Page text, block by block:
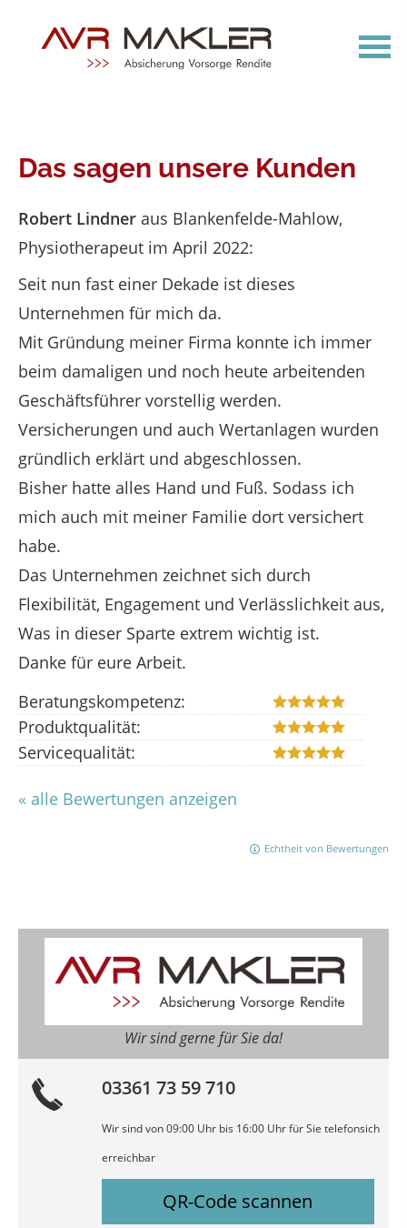
Das sagen unsere Kunden
Robert Lindner aus Blankenfelde-Mahlow,
Physiotherapeut im April 2022:
Seit nun fast einer Dekade ist dieses
Unternehmen für mich da.
Mit Gründung meiner Firma konnte ich immer
beim damaligen und noch heute arbeitenden
Geschäftsführer vorstellig werden.
Versicherungen und auch Wertanlagen wurden
gründlich erklärt und abgeschlossen.
Bisher hatte alles Hand und Fuß. Sodass ich
mich auch mit meiner Familie dort versichert
habe.
Das Unternehmen zeichnet sich durch
Flexibilität, Engagement und Verlässlichkeit aus,
Was in dieser Sparte extrem wichtig ist.
Danke für eure Arbeit.
Beratungskompetenz:
Produktqualität:
Servicequalität:
« alle Bewertungen anzeigen
Echtheit von Bewertungen
Wir sind gerne für Sie da!
03361 73 59 710
Wir sind von 09:00 Uhr bis 16:00 Uhr für Sie telefonsich
erreichbar
QR-Code scannen